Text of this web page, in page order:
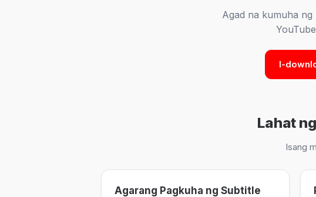
Agad na kumuha
I-
Lahat
Isang
Agarang Pagkuha ng Subtitle